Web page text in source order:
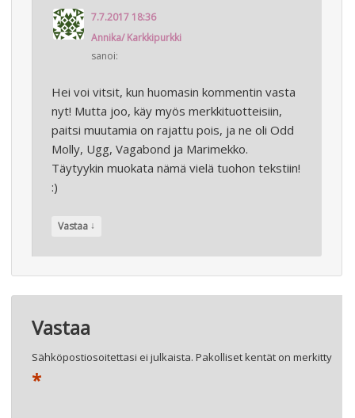
7.7.2017 18:36
Annika/ Karkkipurkki
sanoi:
Hei voi vitsit, kun huomasin kommentin vasta
nyt! Mutta joo, käy myös merkkituotteisiin,
paitsi muutamia on rajattu pois, ja ne oli Odd
Molly, Ugg, Vagabond ja Marimekko.
Täytyykin muokata nämä vielä tuohon tekstiin!
:)
Vastaa ↓
Vastaa
Sähköpostiosoitettasi ei julkaista. Pakolliset kentät on merkitty
*